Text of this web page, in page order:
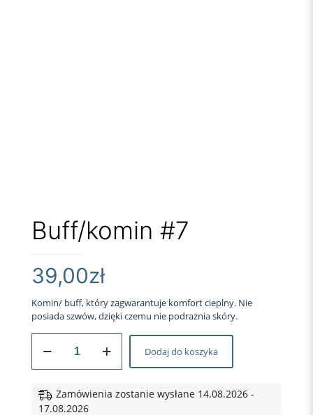
Buff/komin #7
39,00zł
Komin/ buff, który zagwarantuje komfort cieplny. Nie
posiada szwów, dzięki czemu nie podrażnia skóry.
Buff/komin
Dodaj do koszyka
Zamówienia zostanie wysłane 14.08.2026 -
17.08.2026